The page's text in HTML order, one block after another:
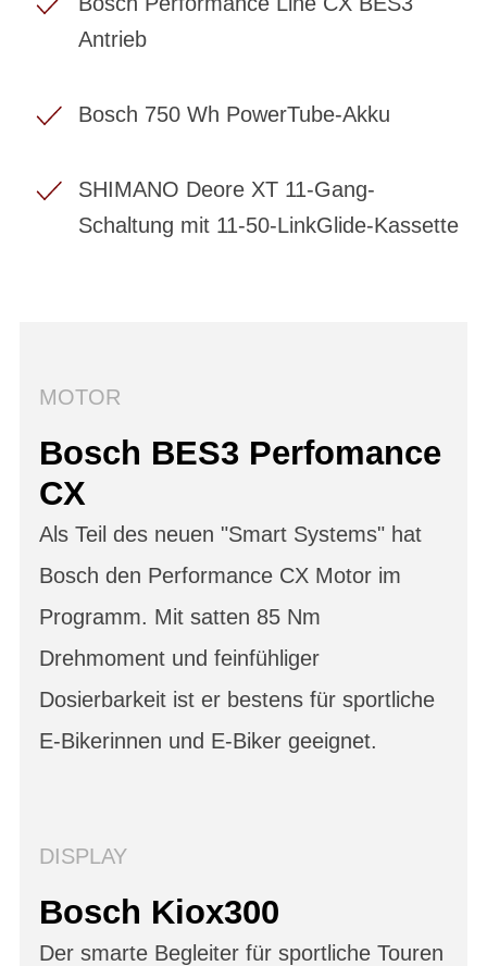
Antrieb
Bosch 750 Wh PowerTube-Akku
SHIMANO Deore XT 11-Gang-
Schaltung mit 11-50-LinkGlide-Kassette
MOTOR
Bosch BES3 Perfomance
CX
Als Teil des neuen "Smart Systems" hat
Bosch den Performance CX Motor im
Programm. Mit satten 85 Nm
Drehmoment und feinfühliger
Dosierbarkeit ist er bestens für sportliche
E-Bikerinnen und E-Biker geeignet.
DISPLAY
Bosch Kiox300
Der smarte Begleiter für sportliche Touren